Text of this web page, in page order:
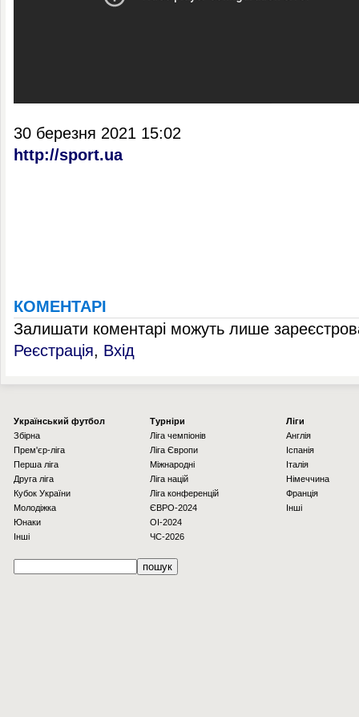
30 березня 2021 15:02
http://sport.ua
КОМЕНТАРІ
Залишати коментарі можуть лише
Реєстрація, Вхід
Українcький футбол
Збірна
Прем'єр-ліга
Перша ліга
Друга ліга
Кубок України
Молодіжка
Юнаки
Інші
Турніри
Ліга чемпіонів
Ліга Європи
Міжнародні
Ліга націй
Ліга конференцій
ЄВРО-2024
OI-2024
ЧС-2026
Ліги
Англія
Іспанія
Італія
Німеччина
Франція
Інші